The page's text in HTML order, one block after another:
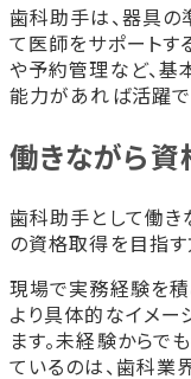
歯科助手は、器具の
て医師をサポートす
や予約管理など、基
能力があれば活躍で
働きながら
歯科助手として働
の資格取得を目指す
現場で実務経験を積
より具体的なイメ
ます。未経験からで
ているのは、歯科業